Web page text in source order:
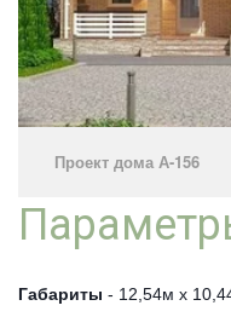
Проект дома А-156­
Габариты - 12,54м х